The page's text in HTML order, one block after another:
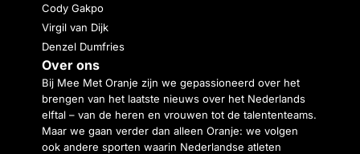
Cody Gakpo
Virgil van Dijk
Denzel Dumfries
Over ons
Bij Mee Met Oranje zijn we gepassioneerd over het
brengen van het laatste nieuws over het Nederlands
elftal – van de heren en vrouwen tot de talententeams.
Maar we gaan verder dan alleen Oranje: we volgen
ook andere sporten waarin Nederlandse atleten